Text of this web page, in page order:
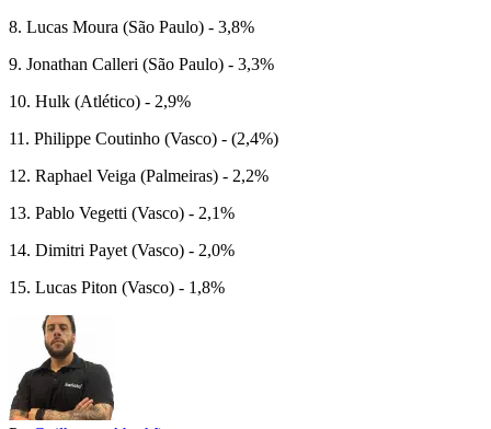
8. Lucas Moura (São Paulo) - 3,8%
9. Jonathan Calleri (São Paulo) - 3,3%
10. Hulk (Atlético) - 2,9%
11. Philippe Coutinho (Vasco) - (2,4%)
12. Raphael Veiga (Palmeiras) - 2,2%
13. Pablo Vegetti (Vasco) - 2,1%
14. Dimitri Payet (Vasco) - 2,0%
15. Lucas Piton (Vasco) - 1,8%